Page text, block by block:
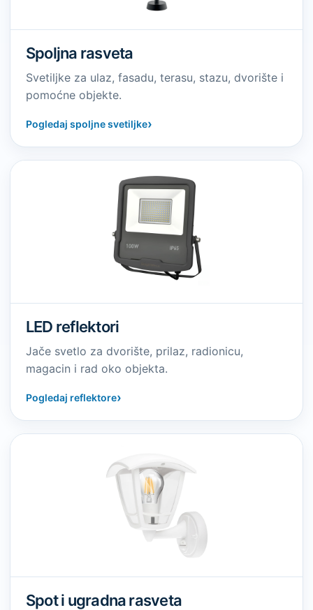
Spoljna rasveta
Svetiljke za ulaz, fasadu, terasu, stazu, dvorište i
pomoćne objekte.
Pogledaj spoljne svetiljke›
LED reflektori
Jače svetlo za dvorište, prilaz, radionicu,
magacin i rad oko objekta.
Pogledaj reflektore›
Spot i ugradna rasveta